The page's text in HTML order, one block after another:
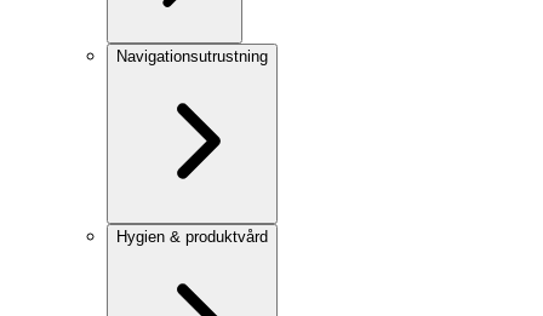
Navigationsutrustning
Hygien & produktvård